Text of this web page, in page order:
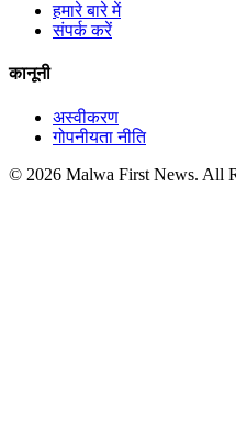
हमारे बारे में
संपर्क करें
कानूनी
अस्वीकरण
गोपनीयता नीति
© 2026 Malwa First News. All